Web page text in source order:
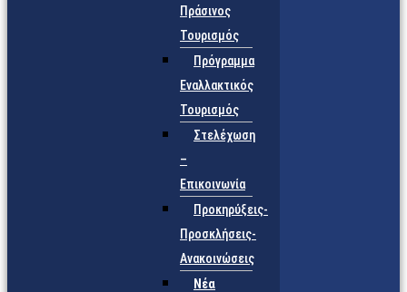
Πράσινος
Τουρισμός
Πρόγραμμα
Εναλλακτικός
Τουρισμός
Στελέχωση
–
Επικοινωνία
Προκηρύξεις-
Προσκλήσεις-
Ανακοινώσεις
Νέα